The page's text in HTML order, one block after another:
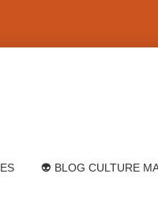
👽 BLOG CULTURE